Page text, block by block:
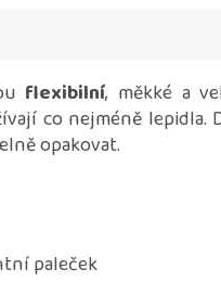
flexibilní, měkké a
co nejméně lepidla.
opakovat.
paleček